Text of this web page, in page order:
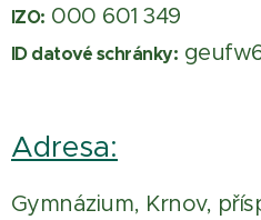
IZO: 000 601 349
ID datové schránky:
Adresa:
Gymnázium, Krnov,